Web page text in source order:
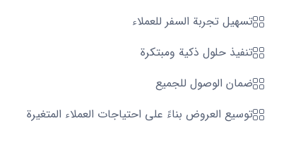
تسهيل تجربة السفر للعملاء
تنفيذ حلول ذكية ومبتكرة
ضمان الوصول للجميع
توسيع العروض بناءً على احتياجات العملاء المتغيرة